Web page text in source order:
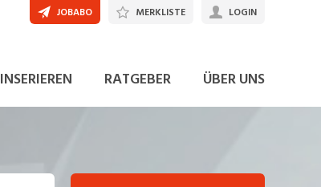
INSERIEREN RATGEBER ÜBER UNS
JOBABO MERKLISTE LOGIN